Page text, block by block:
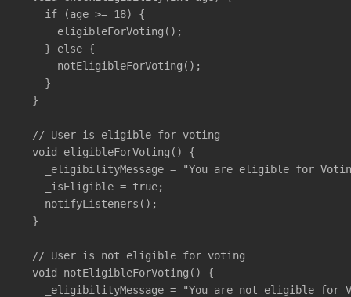
    if (age >= 18) {
      eligibleForVoting();
    } else {
      notEligibleForVoting();
    }
  }
  // User is eligible for voting
  void eligibleForVoting() {
_eligibilityMessage = "You are eligible for
    _isEligible = true;
    notifyListeners();
  }
  // User is not eligible for voting
  void notEligibleForVoting() {
_eligibilityMessage = "You are not eligible for